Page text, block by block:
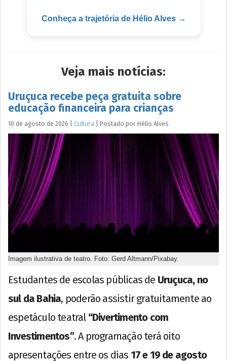
Conheça a trajetória de Hélio Alves →
Veja mais notícias:
Uruçuca recebe peça gratuita sobre
educação financeira para crianças
10 de agosto de 2026 Cultura Postado por Hélio Alves
Imagem ilustrativa de teatro. Foto: Gerd Altmann/Pixabay.
Estudantes de escolas públicas de Uruçuca, no
sul da Bahia, poderão assistir gratuitamente ao
espetáculo teatral “Divertimento com
Investimentos”. A programação terá oito
apresentações entre os dias 17 e 19 de agosto